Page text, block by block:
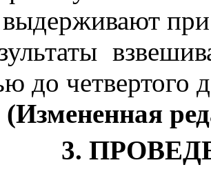
при
до четвертого
(Измененная
3.